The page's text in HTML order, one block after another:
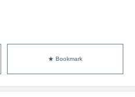
★ Bookmark